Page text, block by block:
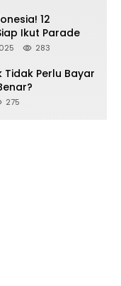
12
Ikut Parade
283
Tidak Perlu Bayar
275